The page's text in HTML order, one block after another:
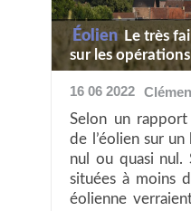
Éolien Le très
sur les
16 06 2022
Selon un rapport
de l’éolien sur
nul ou quasi nul.
situées à moins
éolienne